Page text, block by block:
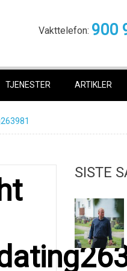
Vakttelefon: 900
TJENESTER ARTIKLER
SISTE